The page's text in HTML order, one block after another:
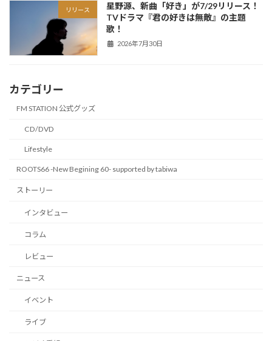
リリース
星野源、新曲「好き」が7/29リリース！
TVドラマ『君の好きは無敵』の主題
歌！
2026年7月30日
カテゴリー
FM STATION 公式グッズ
CD/DVD
Lifestyle
ROOTS66 -New Begining 60- supported by tabiwa
ストーリー
インタビュー
コラム
レビュー
ニュース
イベント
ライブ